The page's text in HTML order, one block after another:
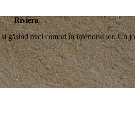
Riviera
găsind mici comori în interiorul lor. Un